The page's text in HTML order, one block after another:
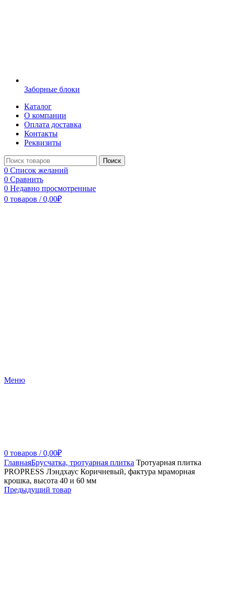
Заборные блоки
Каталог
О компании
Оплата доставка
Контакты
Реквизиты
Поиск
0 Список желаний
0 Сравнить
0 Недавно просмотренные
0 товаров / 0,00₽
Меню
0 товаров / 0,00₽
ГлавнаяБрусчатка, тротуарная плитка Тротуарная плитка
PROPRESS Лэндхаус Коричневый, фактура мраморная
крошка, высота 40 и 60 мм
Предыдущий товар